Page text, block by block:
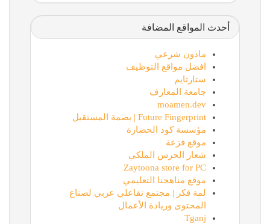
أحدث المواقع المضافة
ماذون شرعي
افضل مواقع التوظيف
ستارتايم
جامعة المعارف
moamen.dev
Future Fingerprint | بصمة المستقبل
مؤسسة كود الحضارة
موقع فزعة
شعار الحرس الملكي
Zaytoona store for PC
موقع مناهجنا التعليمي
لمة فكر | مجتمع تفاعلي عربي لصناع
المحتوى وريادة الأعمال
Tganj